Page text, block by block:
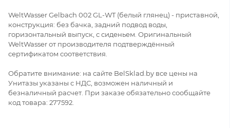
WeltWasser Gelbach 002 GL-WT (белый глянец) - приставной,
конструкция: без бачка, задний подвод воды,
горизонтальный выпуск, с сиденьем. Оригинальный
WeltWasser от производителя подтверждённый
сертификатом соответствия.
Обратите внимание: на сайте BelSklad.by все цены на
Унитазы указаны с НДС, возможен наличный и
безналичный расчет. При заказе обязательно сообщайте
код товара: 277592.